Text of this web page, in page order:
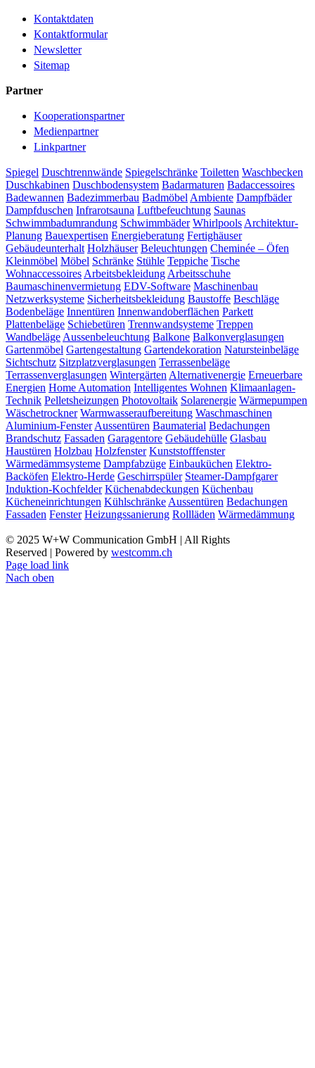
Kontaktdaten
Kontaktformular
Newsletter
Sitemap
Partner
Kooperationspartner
Medienpartner
Linkpartner
Spiegel Duschtrennwände Spiegelschränke Toiletten Waschbecken
Duschkabinen Duschbodensystem Badarmaturen Badaccessoires
Badewannen Badezimmerbau Badmöbel Ambiente Dampfbäder
Dampfduschen Infrarotsauna Luftbefeuchtung Saunas
Schwimmbadumrandung Schwimmbäder Whirlpools Architektur-
Planung Bauexpertisen Energieberatung Fertighäuser
Gebäudeunterhalt Holzhäuser Beleuchtungen Cheminée – Öfen
Kleinmöbel Möbel Schränke Stühle Teppiche Tische
Wohnaccessoires Arbeitsbekleidung Arbeitsschuhe
Baumaschinenvermietung EDV-Software Maschinenbau
Netzwerksysteme Sicherheitsbekleidung Baustoffe Beschläge
Bodenbeläge Innentüren Innenwandoberflächen Parkett
Plattenbeläge Schiebetüren Trennwandsysteme Treppen
Wandbeläge Aussenbeleuchtung Balkone Balkonverglasungen
Gartenmöbel Gartengestaltung Gartendekoration Natursteinbeläge
Sichtschutz Sitzplatzverglasungen Terrassenbeläge
Terrassenverglasungen Wintergärten Alternativenergie Erneuerbare
Energien Home Automation Intelligentes Wohnen Klimaanlagen-
Technik Pelletsheizungen Photovoltaik Solarenergie Wärmepumpen
Wäschetrockner Warmwasseraufbereitung Waschmaschinen
Aluminium-Fenster Aussentüren Baumaterial Bedachungen
Brandschutz Fassaden Garagentore Gebäudehülle Glasbau
Haustüren Holzbau Holzfenster Kunststofffenster
Wärmedämmsysteme Dampfabzüge Einbauküchen Elektro-
Backöfen Elektro-Herde Geschirrspüler Steamer-Dampfgarer
Induktion-Kochfelder Küchenabdeckungen Küchenbau
Kücheneinrichtungen Kühlschränke Aussentüren Bedachungen
Fassaden Fenster Heizungssanierung Rollläden Wärmedämmung
© 2025 W+W Communication GmbH | All Rights
Reserved | Powered by westcomm.ch
Page load link
Nach oben